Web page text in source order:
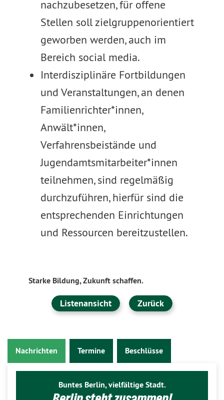
nachzubesetzen, für offene
Stellen soll zielgruppenorientiert
geworben werden, auch im
Bereich social media.
Interdisziplinäre Fortbildungen
und Veranstaltungen, an denen
Familienrichter*innen,
Anwält*innen,
Verfahrensbeistände und
Jugendamtsmitarbeiter*innen
teilnehmen, sind regelmäßig
durchzuführen, hierfür sind die
entsprechenden Einrichtungen
und Ressourcen bereitzustellen.
Starke Bildung, Zukunft schaffen.
Listenansicht Zurück
Nachrichten Termine Beschlüsse
Buntes Berlin, vielfältige Stadt.